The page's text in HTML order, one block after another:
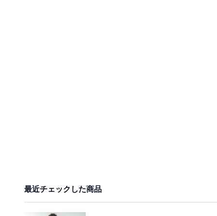
最近チェックした商品